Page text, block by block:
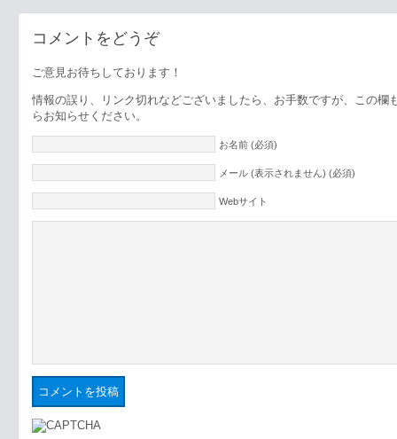
コメントをどうぞ
ご意見お待ちしております！
情報の誤り、リンク切れなどございましたら、お手数ですが、この欄
らお知らせください。
お名前 (必須)
メール (表示されません) (必須)
Webサイト